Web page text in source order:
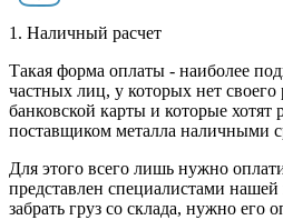
1. Наличный расчет
Такая форма оплаты - наиболее
частных лиц, у которых нет своего
банковской карты и которые хотят
поставщиком металла наличными
Для этого всего лишь нужно
представлен специалистами
забрать груз со склада, нужно его